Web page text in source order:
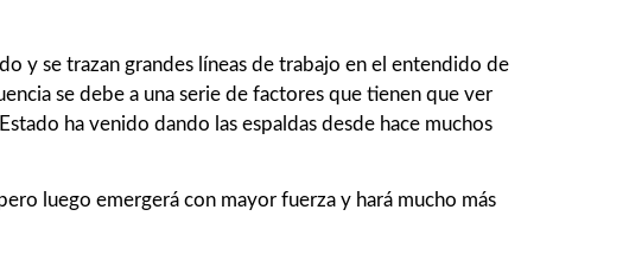
y se trazan grandes líneas de trabajo en el entendido de
se debe a una serie de factores que tienen que ver
ha venido dando las espaldas desde hace muchos
luego emergerá con mayor fuerza y hará mucho más